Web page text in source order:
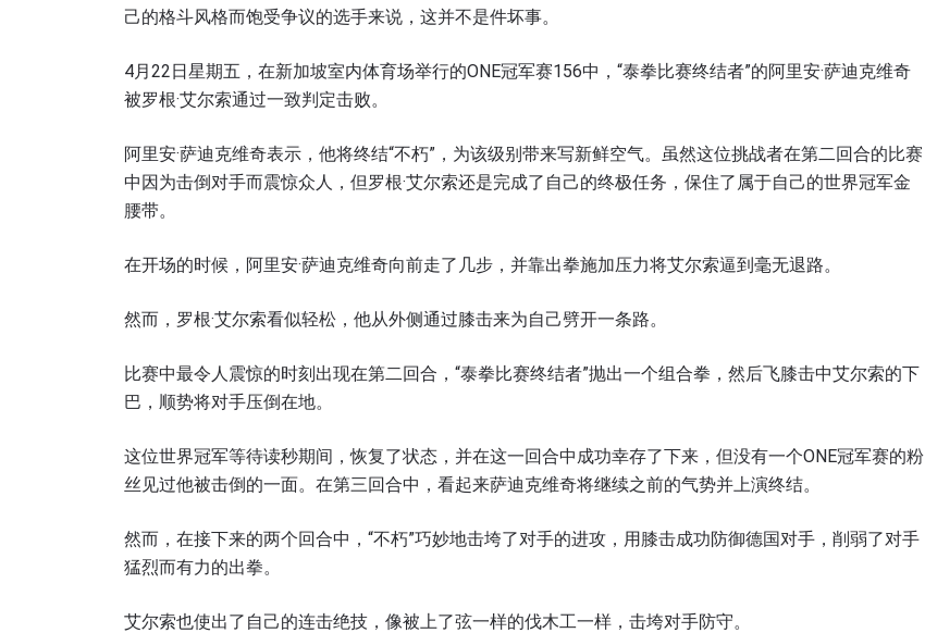
己的格斗风格而饱受争议的选手来说，这并不是件坏事。
4月22日星期五，在新加坡室内体育场举行的ONE冠军赛156中，“泰拳比赛终结者”的阿里安·萨迪克维奇
被罗根·艾尔索通过一致判定击败。
阿里安·萨迪克维奇表示，他将终结“不朽”，为该级别带来写新鲜空气。虽然这位挑战者在第二回合的比赛
中因为击倒对手而震惊众人，但罗根·艾尔索还是完成了自己的终极任务，保住了属于自己的世界冠军金
腰带。
在开场的时候，阿里安·萨迪克维奇向前走了几步，并靠出拳施加压力将艾尔索逼到毫无退路。
然而，罗根·艾尔索看似轻松，他从外侧通过膝击来为自己劈开一条路。
比赛中最令人震惊的时刻出现在第二回合，“泰拳比赛终结者”抛出一个组合拳，然后飞膝击中艾尔索的下
巴，顺势将对手压倒在地。
这位世界冠军等待读秒期间，恢复了状态，并在这一回合中成功幸存了下来，但没有一个ONE冠军赛的粉
丝见过他被击倒的一面。在第三回合中，看起来萨迪克维奇将继续之前的气势并上演终结。
然而，在接下来的两个回合中，“不朽”巧妙地击垮了对手的进攻，用膝击成功防御德国对手，削弱了对手
猛烈而有力的出拳。
艾尔索也使出了自己的连击绝技，像被上了弦一样的伐木工一样，击垮对手防守。